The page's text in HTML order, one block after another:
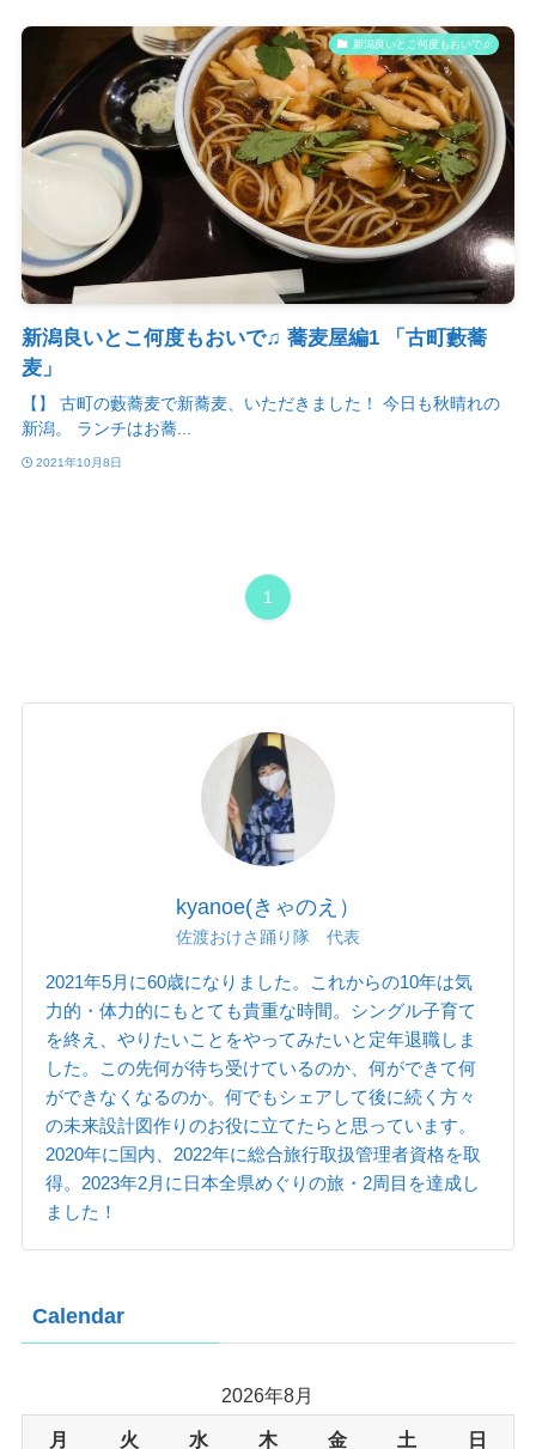
新潟良いとこ何度もおいで♫
新潟良いとこ何度もおいで♫ 蕎麦屋編1 「古町藪蕎
麦」
【】 古町の藪蕎麦で新蕎麦、いただきました！ 今日も秋晴れの
新潟。 ランチはお蕎...
2021年10月8日
1
kyanoe(きゃのえ）
佐渡おけさ踊り隊 代表
2021年5月に60歳になりました。これからの10年は気
力的・体力的にもとても貴重な時間。シングル子育て
を終え、やりたいことをやってみたいと定年退職しま
した。この先何が待ち受けているのか、何ができて何
ができなくなるのか。何でもシェアして後に続く方々
の未来設計図作りのお役に立てたらと思っています。
2020年に国内、2022年に総合旅行取扱管理者資格を取
得。2023年2月に日本全県めぐりの旅・2周目を達成し
ました！
Calendar
2026年8月
月 火 水 木 金 土 日